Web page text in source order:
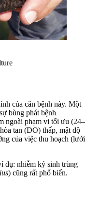
của căn bệnh này. Một
bùng phát bệnh
ngoài phạm vi tối ưu (24–
tan (DO) thấp, mật độ
của việc thu hoạch (lưới
dụ: nhiễm ký sinh trùng
) cũng rất phổ biến.